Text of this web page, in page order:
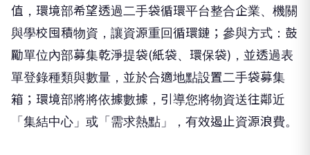
值，環境部希望透過二手袋循環平台整合企業、機關
與學校囤積物資，讓資源重回循環鏈；參與方式：鼓
勵單位內部募集乾淨提袋(紙袋、環保袋)，並透過表
單登錄種類與數量，並於合適地點設置二手袋募集
箱；環境部將將依據數據，引導您將物資送往鄰近
「集結中心」或「需求熱點」，有效遏止資源浪費。